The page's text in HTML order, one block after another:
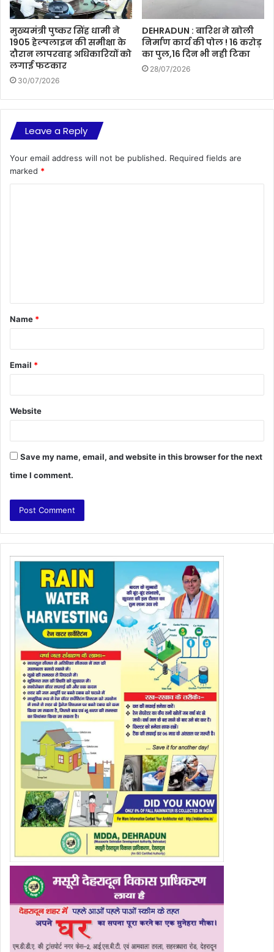
मुख्यमंत्री पुष्कर सिंह धामी ने
1905 हेल्पलाइन की समीक्षा के
दौरान लापरवाह अधिकारियों को
लगाई फटकार
30/07/2026
DEHRADUN : बारिश ने खोली
निर्माण कार्य की पोल ! 16 करोड़
का पुल,16 दिन भी नही टिका
28/07/2026
Leave a Reply
Your email address will not be published. Required fields are
marked *
t
*
Name *
Email *
Website
Save my name, email, and website in this browser for the next
time I comment.